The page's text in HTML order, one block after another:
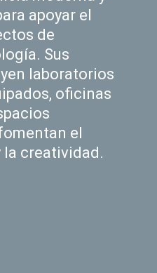
apoyar el
de
Sus
laboratorios
oficinas
el
la creatividad.